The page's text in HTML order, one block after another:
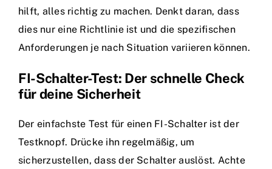
hilft, alles richtig zu machen. Denkt daran, dass
dies nur eine Richtlinie ist und die spezifischen
Anforderungen je nach Situation variieren können.
FI-Schalter-Test: Der schnelle Check
für deine Sicherheit
Der einfachste Test für einen FI-Schalter ist der
Testknopf. Drücke ihn regelmäßig, um
sicherzustellen, dass der Schalter auslöst. Achte